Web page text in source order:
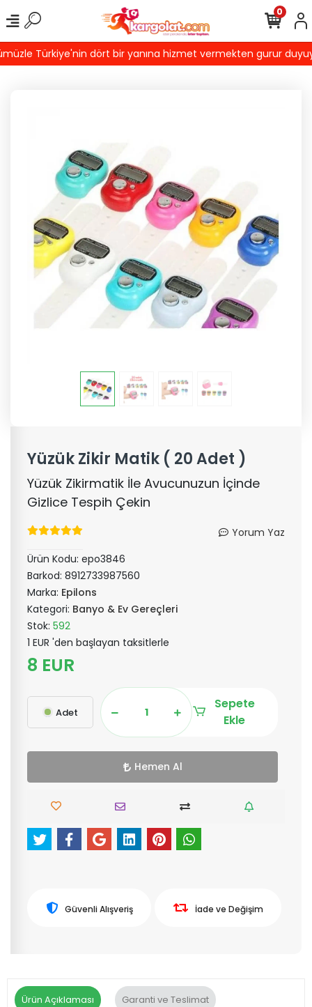
Türkiye'nin dört bir yanına hizmet vermekten gurur
0
Yüzük Zikir Matik ( 20 Adet )
Yüzük Zikirmatik İle Avucunuzun İçinde
Gizlice Tespih Çekin
Yorum Yaz
Ürün Kodu: epo3846
Barkod: 8912733987560
Marka: Epilons
Kategori: Banyo & Ev Gereçleri
Stok: 592
1 EUR 'den başlayan taksitlerle
8 EUR
Adet
Sepete
Ekle
Hemen Al
Güvenli Alışveriş İade ve Değişim
Ürün Açıklaması Garanti ve Teslimat